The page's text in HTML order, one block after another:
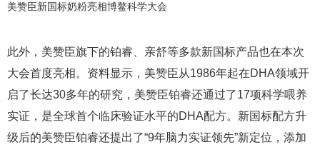
美赞臣新国标奶粉亮相博鳌科学大会
此外，美赞臣旗下的铂睿、亲舒等多款新国标产品也在本次
大会首度亮相。资料显示，美赞臣从1986年起在DHA领域开
启了长达30多年的研究，美赞臣铂睿还通过了17项科学喂养
实证，是全球首个临床验证水平的DHA配方。新国标配方升
级后的美赞臣铂睿还提出了“9年脑力实证领先”新定位，添加